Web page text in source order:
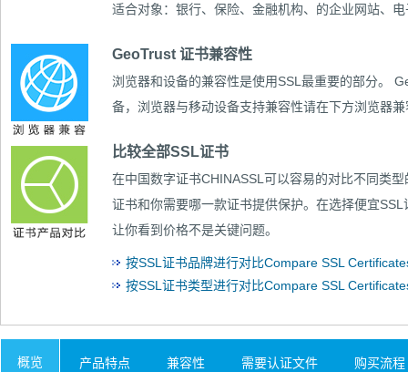
适合对象：银行、保险、金融机构、的企业网站、
GeoTrust 证书兼容性
浏览器和设备的兼容性是使用SSL最重要的部分。
备，浏览器与移动设备支持兼容性请在下方浏览器
比较全部SSL证书
在中国数字证书CHINASSL可以容易的对比不同类
证书和你需要哪一款证书提供保护。在选择便宜
让你看到价格不是关键问题。
按SSL证书品牌进行对比Compare SSL
按SSL证书类型进行对比Compare SSL
概览 产品特点 兼容性 需要认证文件 购买流程